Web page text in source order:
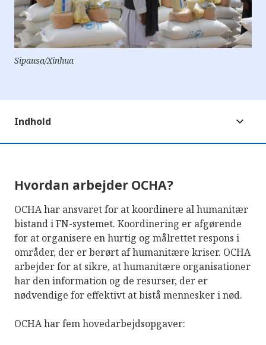
Sipausa/Xinhua
Indhold
Hvordan arbejder OCHA?
OCHA har ansvaret for at koordinere al humanitær
bistand i FN-systemet. Koordinering er afgørende
for at organisere en hurtig og målrettet respons i
områder, der er berørt af humanitære kriser. OCHA
arbejder for at sikre, at humanitære organisationer
har den information og de resurser, der er
nødvendige for effektivt at bistå mennesker i nød.
OCHA har fem hovedarbejdsopgaver: